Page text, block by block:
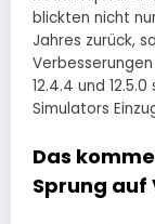
blickten nicht
Jahres zurück,
12.4.4 und
Simulators
Das
Sprung